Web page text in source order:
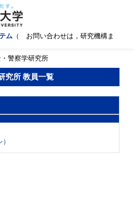
ム （ お問い合わせは，研究機構ま
警察学研究所
究所 教員一覧